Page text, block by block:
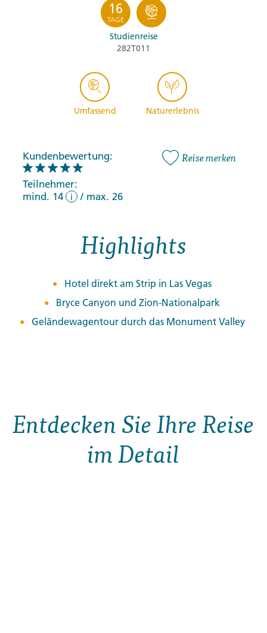
16
TAGE
Studienreise
282T011
Umfassend Naturerlebnis
Kundenbewertung:
Teilnehmer:
mind. 14
i / max. 26
Reise merken
Highlights
Hotel direkt am Strip in Las Vegas
Bryce Canyon und Zion-Nationalpark
Geländewagentour durch das Monument Valley
Entdecken Sie Ihre Reise
im Detail